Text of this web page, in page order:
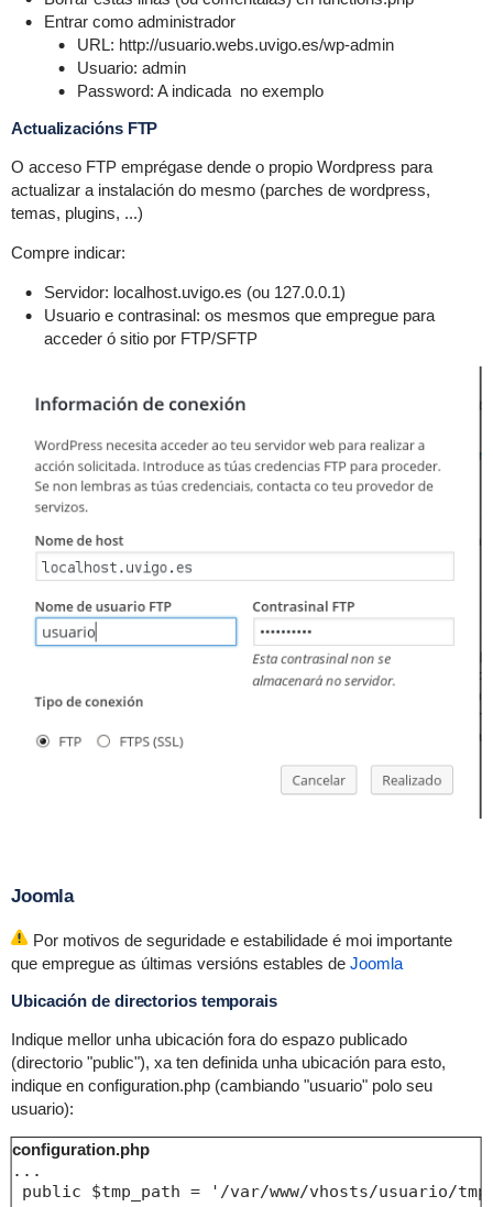
Entrar como administrador
URL: http://usuario.webs.uvigo.es/wp-admin
Usuario: admin
Password: A indicada no exemplo
Actualizacións FTP
O acceso FTP emprégase dende o propio Wordpress para
actualizar a instalación do mesmo (parches de wordpress,
temas, plugins, ...)
Compre indicar:
Servidor: localhost.uvigo.es (ou 127.0.0.1)
Usuario e contrasinal: os mesmos que empregue para
acceder ó sitio por FTP/SFTP
Joomla
Por motivos de seguridade e estabilidade é moi importante
que empregue as últimas versións estables de Joomla
Ubicación de directorios temporais
Indique mellor unha ubicación fora do espazo publicado
(directorio "public"), xa ten definida unha ubicación para esto,
indique en configuration.php (cambiando "usuario" polo seu
usuario):
configuration.php
...
public $tmp_path = '/var/www/vhosts/usuario/